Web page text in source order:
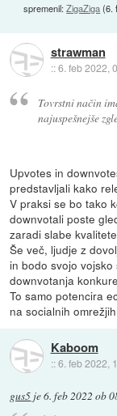
spremenil:ZigaZiga(6.
strawman
::6. feb 2022,
Tovrstni način
najuspešnejše
Upvotes in
predstavljali kako
V praksi se bo tako
downvotali poste
zaradi slabe
Še več, ljudje z
in bodo svojo
downvotanja
To samo potencira
na socialnih
Kaboom
::6. feb 2022,
gus5 je6. feb 2022 ob